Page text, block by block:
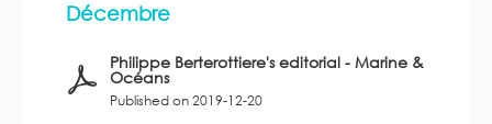
Décembre
Philippe Berterottiere's editorial - Marine &
Océans
Published on 2019-12-20